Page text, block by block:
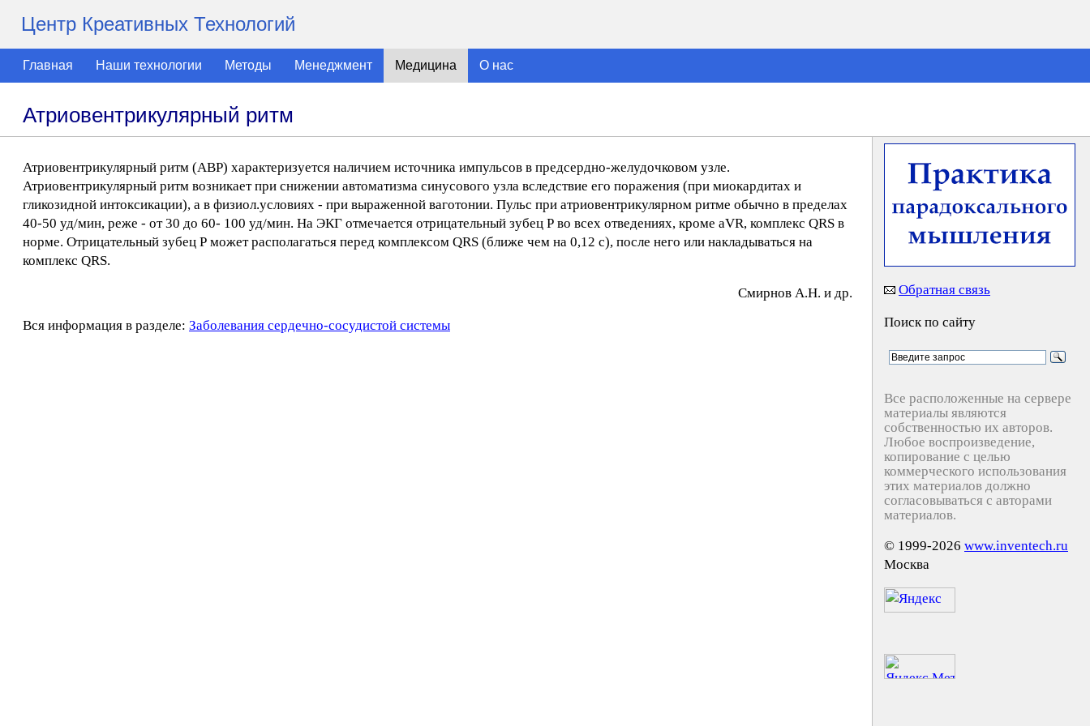
Центр Креативных Технологий
Главная Наши технологии Методы Менеджмент Медицина О нас
Атриовентрикулярный ритм
Атриовентрикулярный ритм (АВР) характеризуется наличием источника импульсов в предсердно-желудочковом узле.
Атриовентрикулярный ритм возникает при снижении автоматизма синусового узла вследствие его поражения (при миокардитах и
гликозидной интоксикации), а в физиол.условиях - при выраженной ваготонии. Пульс при атриовентрикулярном ритме обычно в пределах
40-50 уд/мин, реже - от 30 до 60- 100 уд/мин. На ЭКГ отмечается отрицательный зубец Р во всех отведениях, кроме aVR, комплекс QRS в
норме. Отрицательный зубец Р может располагаться перед комплексом QRS (ближе чем на 0,12 с), после него или накладываться на
комплекс QRS.
Cмиpнoв A.Н. и др.
Вся информация в разделе: Заболевания сердечно-сосудистой системы
Обратная связь
Поиск по сайту
Все расположенные на сервере
материалы являются
собственностью их авторов.
Любое воспроизведение,
копирование с целью
коммерческого использования
этих материалов должно
согласовываться с авторами
материалов.
© 1999-2026 www.inventech.ru
Москва